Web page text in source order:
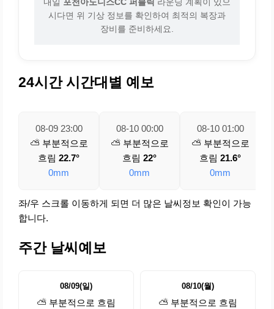
시다면 위 기상 정보를 확인하여 최적의 복장과
장비를 준비하세요.
24시간 시간대별 예보
08-09 23:00
⛅ 부분적으로
흐림 22.7°
0mm
08-10 00:00
⛅ 부분적으로
흐림 22°
0mm
08-10 01:00
⛅ 부분적으로
흐림 21.6°
0mm
좌/우 스크롤 이동하게 되면 더 많은 날씨정보 확인이 가능
합니다.
주간 날씨예보
08/09(일)
⛅ 부분적으로 흐림
08/10(월)
⛅ 부분적으로 흐림